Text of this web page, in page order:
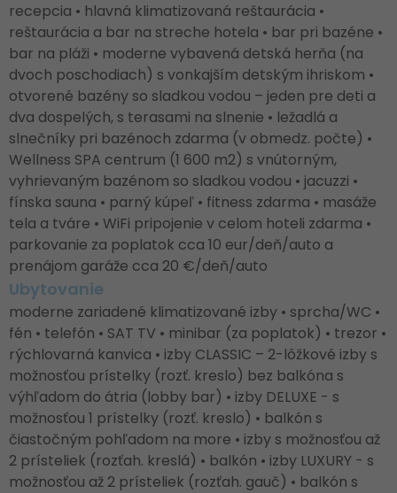
recepcia • hlavná klimatizovaná reštaurácia •
reštaurácia a bar na streche hotela • bar pri bazéne •
bar na pláži • moderne vybavená detská herňa (na
dvoch poschodiach) s vonkajším detským ihriskom •
otvorené bazény so sladkou vodou – jeden pre deti a
dva dospelých, s terasami na slnenie • ležadlá a
slnečníky pri bazénoch zdarma (v obmedz. počte) •
Wellness SPA centrum (1 600 m2) s vnútorným,
vyhrievaným bazénom so sladkou vodou • jacuzzi •
fínska sauna • parný kúpeľ • fitness zdarma • masáže
tela a tváre • WiFi pripojenie v celom hoteli zdarma •
parkovanie za poplatok cca 10 eur/deň/auto a
prenájom garáže cca 20 €/deň/auto
Ubytovanie
moderne zariadené klimatizované izby • sprcha/WC •
fén • telefón • SAT TV • minibar (za poplatok) • trezor •
rýchlovarná kanvica • izby CLASSIC – 2-lôžkové izby s
možnosťou prístelky (rozť. kreslo) bez balkóna s
výhľadom do átria (lobby bar) • izby DELUXE - s
možnosťou 1 prístelky (rozť. kreslo) • balkón s
čiastočným pohľadom na more • izby s možnosťou až
2 prísteliek (rozťah. kreslá) • balkón • izby LUXURY - s
možnosťou až 2 prísteliek (rozťah. gauč) • balkón s